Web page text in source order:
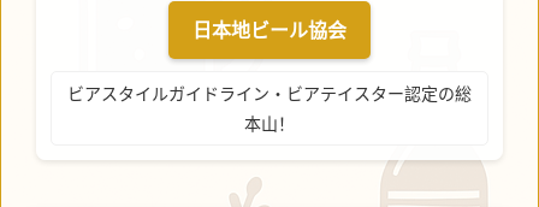
日本地ビール協会
ビアスタイルガイドライン・ビアテイスター認定の総
本山！